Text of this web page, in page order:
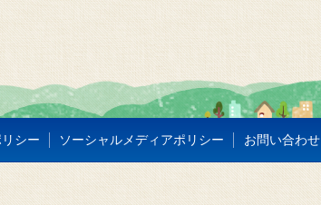
シー ソーシャルメディアポリシー お問い合わせ